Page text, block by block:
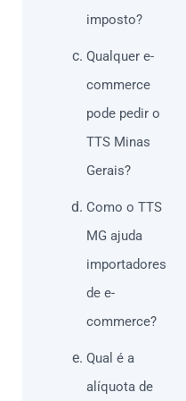
imposto?
Qualquer e-
commerce
pode pedir o
TTS Minas
Gerais?
Como o TTS
MG ajuda
importadores
de e-
commerce?
Qual é a
alíquota de